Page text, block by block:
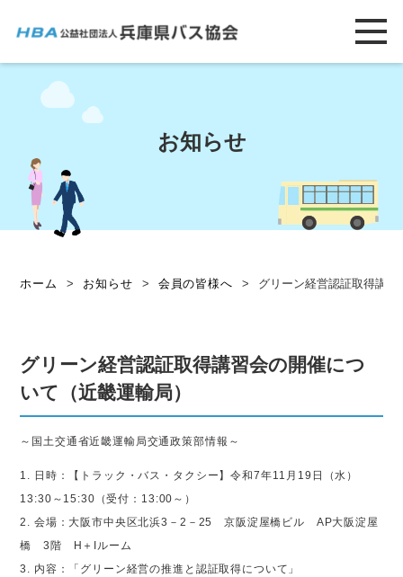
お知らせ
ホーム > お知らせ > 会員の皆様へ > グリーン経営認証取得講
グリーン経営認証取得講習会の開催につ
いて（近畿運輸局）
～国土交通省近畿運輸局交通政策部情報～
1. 日時：【トラック・バス・タクシー】令和7年11月19日（水）
13:30～15:30（受付：13:00～）
2. 会場：大阪市中央区北浜3－2－25 京阪淀屋橋ビル AP大阪淀屋
橋 3階 H＋Iルーム
3. 内容：「グリーン経営の推進と認証取得について」